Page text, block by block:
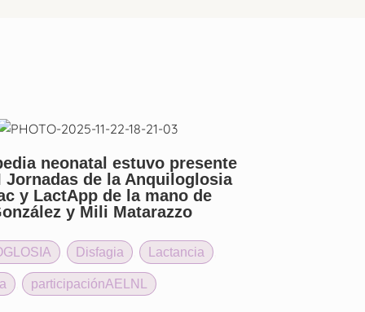
neonatal estuvo presente
Jornadas de la Anquiloglosia
y LactApp de la mano de
y Mili Matarazzo
, Disfagia , Lactancia ,
, participaciónAELNL